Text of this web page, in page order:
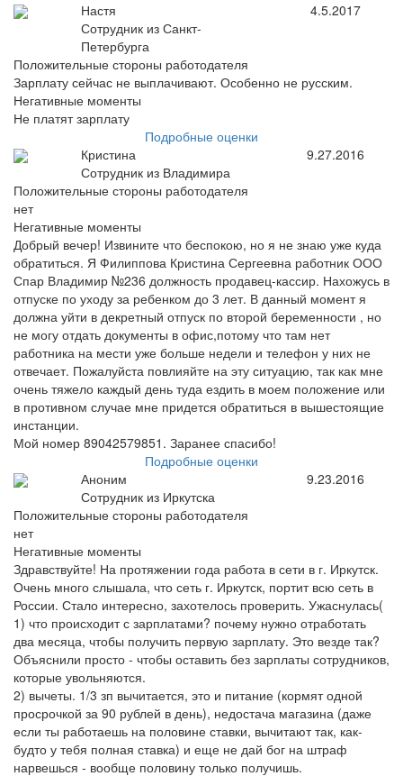
Настя
Сотрудник из Санкт-
Петербурга
4.5.2017
Положительные стороны работодателя
Зарплату сейчас не выплачивают. Особенно не русским.
Негативные моменты
Не платят зарплату
Подробные оценки
Кристина
Сотрудник из Владимира
9.27.2016
Положительные стороны работодателя
нет
Негативные моменты
Добрый вечер! Извините что беспокою, но я не знаю уже куда
обратиться. Я Филиппова Кристина Сергеевна работник ООО
Спар Владимир №236 должность продавец-кассир. Нахожусь в
отпуске по уходу за ребенком до 3 лет. В данный момент я
должна уйти в декретный отпуск по второй беременности , но
не могу отдать документы в офис,потому что там нет
работника на мести уже больше недели и телефон у них не
отвечает. Пожалуйста повлияйте на эту ситуацию, так как мне
очень тяжело каждый день туда ездить в моем положение или
в противном случае мне придется обратиться в вышестоящие
инстанции.
Мой номер 89042579851. Заранее спасибо!
Подробные оценки
Аноним
Сотрудник из Иркутска
9.23.2016
Положительные стороны работодателя
нет
Негативные моменты
Здравствуйте! На протяжении года работа в сети в г. Иркутск.
Очень много слышала, что сеть г. Иркутск, портит всю сеть в
России. Стало интересно, захотелось проверить. Ужаснулась(
1) что происходит с зарплатами? почему нужно отработать
два месяца, чтобы получить первую зарплату. Это везде так?
Объяснили просто - чтобы оставить без зарплаты сотрудников,
которые увольняются.
2) вычеты. 1/3 зп вычитается, это и питание (кормят одной
просрочкой за 90 рублей в день), недостача магазина (даже
если ты работаешь на половине ставки, вычитают так, как-
будто у тебя полная ставка) и еще не дай бог на штраф
нарвешься - вообще половину только получишь.